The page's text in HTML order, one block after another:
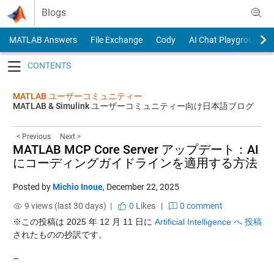
Skip to content
Blogs
MATLAB Answers File Exchange Cody
AI Chat Playground
MATLAB ユーザーコミュニティー
MATLAB & Simulink ユーザーコミュニティー向け日本語ブログ
< Previous Next >
MATLAB MCP Core Server アップデート：AI
にコーディングガイドラインを適用する方法
Posted byMichio Inoue, December 22, 2025
9 views (last 30 days) |
0 Likes|
0 comment
※この投稿は 2025 年 12 月 11 日に Artificial Intelligence へ 投稿
されたものの抄訳です。
—